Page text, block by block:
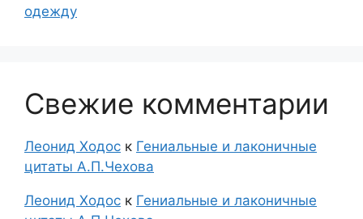
одежду
Свежие комментарии
Леонид Ходос к Гениальные и лаконичные
цитаты А.П.Чехова
Леонид Ходос к Гениальные и лаконичные